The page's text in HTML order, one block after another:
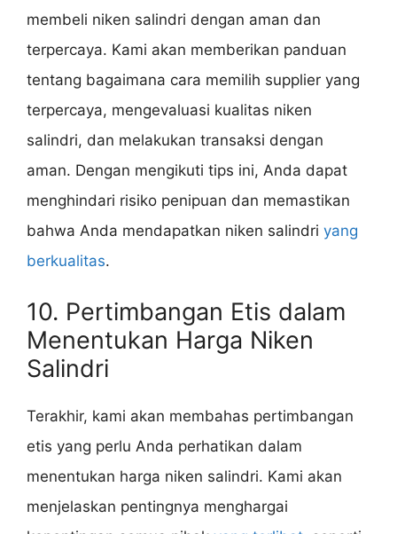
membeli niken salindri dengan aman dan
terpercaya. Kami akan memberikan panduan
tentang bagaimana cara memilih supplier yang
terpercaya, mengevaluasi kualitas niken
salindri, dan melakukan transaksi dengan
aman. Dengan mengikuti tips ini, Anda dapat
menghindari risiko penipuan dan memastikan
bahwa Anda mendapatkan niken salindri yang
berkualitas.
10. Pertimbangan Etis dalam
Menentukan Harga Niken
Salindri
Terakhir, kami akan membahas pertimbangan
etis yang perlu Anda perhatikan dalam
menentukan harga niken salindri. Kami akan
menjelaskan pentingnya menghargai